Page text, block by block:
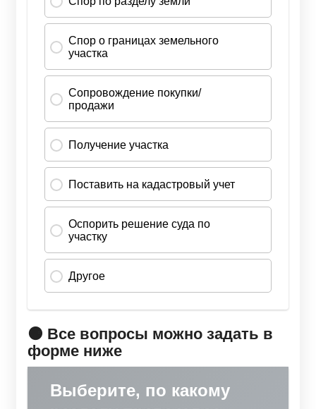
🟠 Все вопросы можно задать в
форме ниже